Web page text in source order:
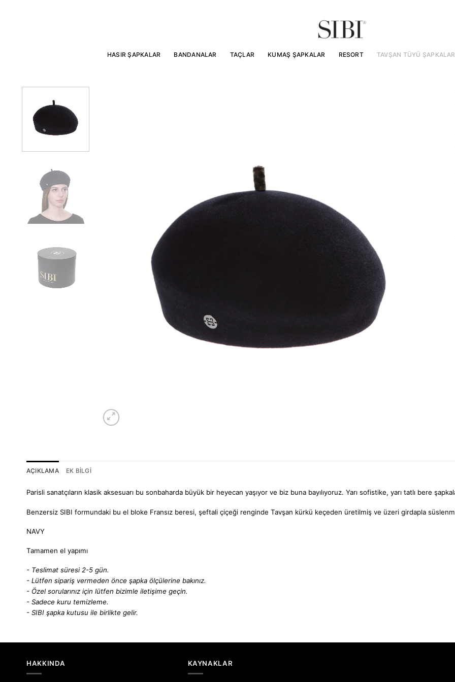
HASIR ŞAPKALAR BANDANALAR TAÇLAR KUMAŞ ŞAPKALAR RESORT TAVŞAN TÜYÜ ŞAPKALAR
AÇIKLAMA EK BILGI
Parisli sanatçıların klasik aksesuarı bu sonbaharda büyük bir heyecan yaşıyor ve biz buna bayılıyoruz. Yarı sofistike, yarı tatlı bere
Benzersiz SIBI formundaki bu el bloke Fransız beresi, şeftali çiçeği renginde Tavşan kürkü keçeden üretilmiş ve üzeri girdapla
NAVY
Tamamen el yapımı
- Teslimat süresi 2-5 gün.
- Lütfen sipariş vermeden önce şapka ölçülerine bakınız.
- Özel sorularınız için lütfen bizimle iletişime geçin.
- Sadece kuru temizleme.
- SIBI şapka kutusu ile birlikte gelir.
HAKKINDA KAYNAKLAR